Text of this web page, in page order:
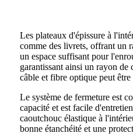
Les plateaux d'épissure à
comme des livrets, offrant un
un espace suffisant pour
garantissant ainsi un rayon
câble et fibre optique peut
Le système de fermeture est
capacité et est facile
caoutchouc élastique à
bonne étanchéité et une